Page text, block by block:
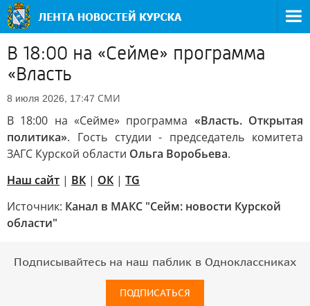
В 18:00 на «Сейме» программа
«Власть
8 июля 2026, 17:47 СМИ
В 18:00 на «Сейме» программа «Власть. Открытая
политика». Гость студии - председатель комитета
ЗАГС Курской области Ольга Воробьева.
Наш сайт | ВК | ОК | TG
Источник: Канал в МАКС "Сейм: новости Курской
области"
Подписывайтесь на наш паблик в Одноклассниках
ПОДПИСАТЬСЯ